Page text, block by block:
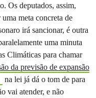
Os deputados, assim,
meta concreta de
irá sancionar, é outra
uma minuta
Climáticas para chamar
da previsão de expansão
na lei já dá o tom de para
vai atender, e não